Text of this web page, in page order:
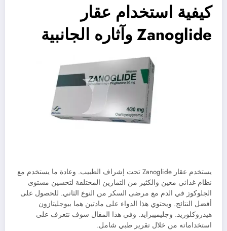
كيفية استخدام عقار
Zanoglide وآثاره الجانبية
يستخدم عقار Zanoglide تحت إشراف الطبيب. وعادة ما يستخدم مع
نظام غذائي معين والكثير من التمارين المختلفة لتحسين مستوى
الجلوكوز في الدم مع مرضى السكر من النوع الثاني. للحصول على
أفضل النتائج. ويحتوي هذا الدواء على مادتين هما بيوجليتازون
هيدروكلوريد. وجليميبرايد. وفي هذا المقال سوف نتعرف على
استخداماته من خلال تقرير طبي شامل.